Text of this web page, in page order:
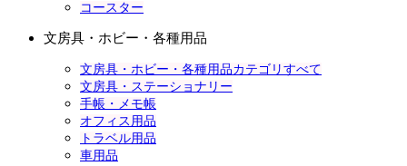
コースター
文房具・ホビー・各種用品
文房具・ホビー・各種用品カテゴリすべて
文房具・ステーショナリー
手帳・メモ帳
オフィス用品
トラベル用品
車用品